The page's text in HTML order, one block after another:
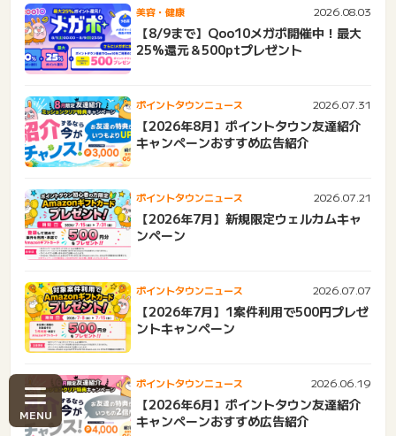
美容・健康 2026.08.03
【8/9まで】Qoo10メガポ開催中！最大
25%還元＆500ptプレゼント
ポイントタウンニュース 2026.07.31
【2026年8月】ポイントタウン友達紹介
キャンペーンおすすめ広告紹介
ポイントタウンニュース 2026.07.21
【2026年7月】新規限定ウェルカムキャ
ンペーン
ポイントタウンニュース 2026.07.07
【2026年7月】1案件利用で500円プレゼ
ントキャンペーン
ポイントタウンニュース 2026.06.19
【2026年6月】ポイントタウン友達紹介
キャンペーンおすすめ広告紹介